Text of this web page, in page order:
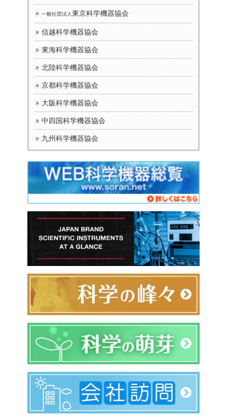
一般社団法人 東京科学機器協会
信越科学機器協会
東海科学機器協会
北陸科学機器協会
京都科学機器協会
大阪科学機器協会
中四国科学機器協会
九州科学機器協会